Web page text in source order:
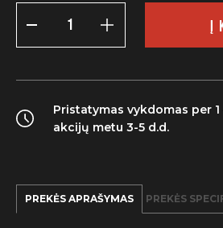
produkto
kiekis:
Kepimo
indas
raudonas,
Į
Pristatymas vykdomas per
akcijų metu 3-5 d.d.
PREKĖS APRAŠYMAS PREKĖS